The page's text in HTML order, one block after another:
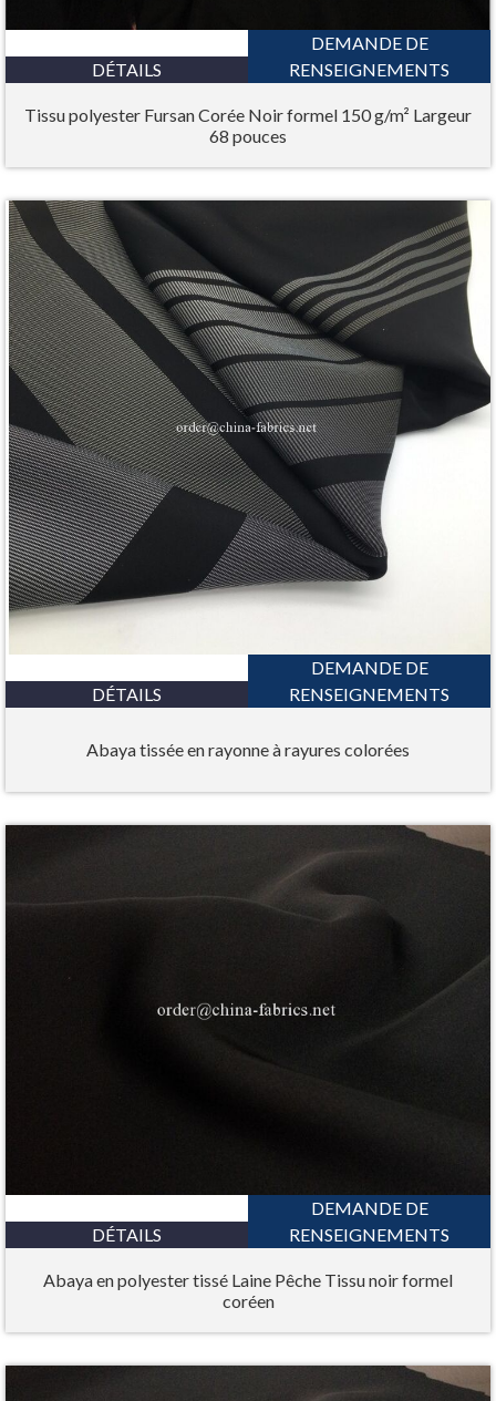
DÉTAILS
DEMANDE DE
RENSEIGNEMENTS
Tissu polyester Fursan Corée Noir formel 150 g/m² Largeur
68 pouces
DÉTAILS
DEMANDE DE
RENSEIGNEMENTS
Abaya tissée en rayonne à rayures colorées
DÉTAILS
DEMANDE DE
RENSEIGNEMENTS
Abaya en polyester tissé Laine Pêche Tissu noir formel
coréen